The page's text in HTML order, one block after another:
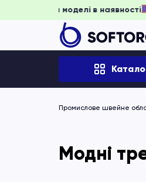
забронювати, доки моделі в
Промислове швейне
Модні